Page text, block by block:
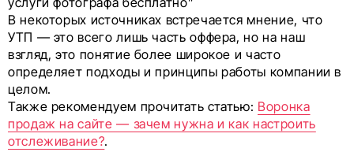
В некоторых источниках встречается мнение, что
УТП — это всего лишь часть оффера, но на наш
взгляд, это понятие более широкое и часто
определяет подходы и принципы работы компании в
целом.
Также рекомендуем прочитать статью: Воронка
продаж на сайте — зачем нужна и как настроить
отслеживание?.